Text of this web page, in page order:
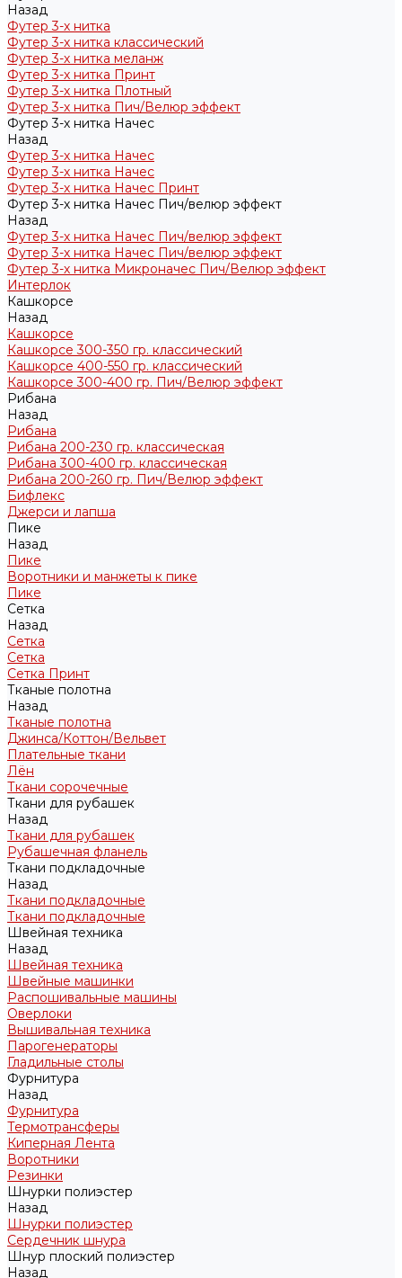
Назад
Футер 3-х нитка
Футер 3-х нитка классический
Футер 3-х нитка меланж
Футер 3-х нитка Принт
Футер 3-х нитка Плотный
Футер 3-х нитка Пич/Велюр эффект
Футер 3-х нитка Начес
Назад
Футер 3-х нитка Начес
Футер 3-х нитка Начес
Футер 3-х нитка Начес Принт
Футер 3-х нитка Начес Пич/велюр эффект
Назад
Футер 3-х нитка Начес Пич/велюр эффект
Футер 3-х нитка Начес Пич/велюр эффект
Футер 3-х нитка Микроначес Пич/Велюр эффект
Интерлок
Кашкорсе
Назад
Кашкорсе
Кашкорсе 300-350 гр. классический
Кашкорсе 400-550 гр. классический
Кашкорсе 300-400 гр. Пич/Велюр эффект
Рибана
Назад
Рибана
Рибана 200-230 гр. классическая
Рибана 300-400 гр. классическая
Рибана 200-260 гр. Пич/Велюр эффект
Бифлекс
Джерси и лапша
Пике
Назад
Пике
Воротники и манжеты к пике
Пике
Сетка
Назад
Сетка
Сетка
Сетка Принт
Тканые полотна
Назад
Тканые полотна
Джинса/Коттон/Вельвет
Плательные ткани
Лён
Ткани сорочечные
Ткани для рубашек
Назад
Ткани для рубашек
Рубашечная фланель
Ткани подкладочные
Назад
Ткани подкладочные
Ткани подкладочные
Швейная техника
Назад
Швейная техника
Швейные машинки
Распошивальные машины
Оверлоки
Вышивальная техника
Парогенераторы
Гладильные столы
Фурнитура
Назад
Фурнитура
Термотрансферы
Киперная Лента
Воротники
Резинки
Шнурки полиэстер
Назад
Шнурки полиэстер
Сердечник шнура
Шнур плоский полиэстер
Назад